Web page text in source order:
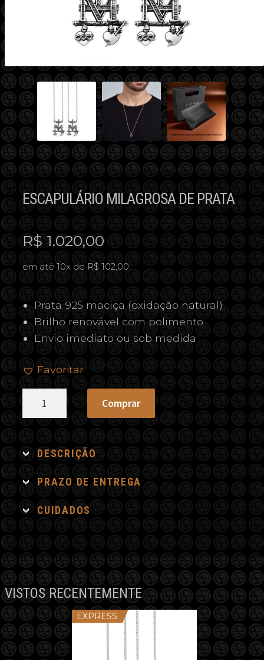
ESCAPULÁRIO MILAGROSA DE PRATA
R$ 1.020,00
em até 10x de R$ 102,00
Prata 925 maciça (oxidação natural)
Brilho renovável com polimento
Envio imediato ou sob medida
Favoritar
quantidade
Comprar
DESCRIÇÃO
PRAZO DE ENTREGA
CUIDADOS
VISTOS RECENTEMENTE
EXPRESS